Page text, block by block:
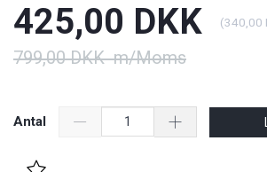
425,00 DKK (340,00
799,00 DKKm/Moms
Antal